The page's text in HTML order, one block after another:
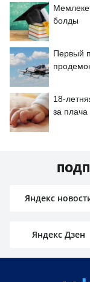
болды
Первый
18-
за плача
Яндекс
Яндекс Дзен